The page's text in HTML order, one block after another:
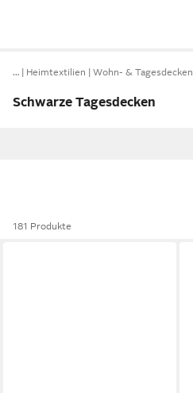
… Heimtextilien Wohn- & Tagesdecken
Schwarze Tagesdecken
181 Produkte